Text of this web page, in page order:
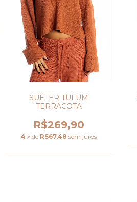
SUÉTER TULUM
TERRACOTA
R$269,90
4 x de R$67,48 sem juros